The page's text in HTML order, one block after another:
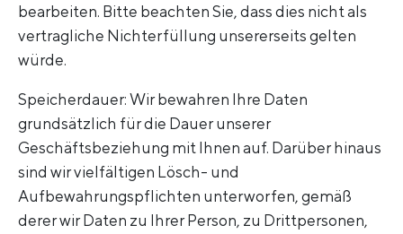
bearbeiten. Bitte beachten Sie, dass dies nicht als
vertragliche Nichterfüllung unsererseits gelten
würde.
Speicherdauer: Wir bewahren Ihre Daten
grundsätzlich für die Dauer unserer
Geschäftsbeziehung mit Ihnen auf. Darüber hinaus
sind wir vielfältigen Lösch- und
Aufbewahrungspflichten unterworfen, gemäß
derer wir Daten zu Ihrer Person, zu Drittpersonen,